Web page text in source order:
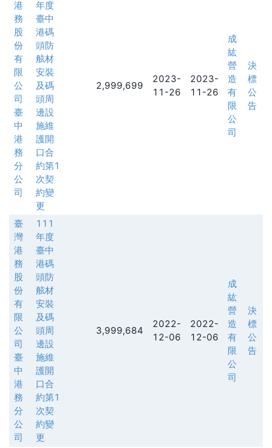
港
務
股
份
有
限
公
司
臺
中
港
務
分
公
司
年度
臺中
港碼
頭防
舷材
安裝
及碼
頭周
邊設
施維
護開
口合
約第1
次契
約變
更
2,999,699
2023-
11-26
2023-
11-26
成
紘
營
造
有
限
公
司
決
標
公
告
臺
灣
港
務
股
份
有
限
公
司
臺
中
港
務
分
公
司
111
年度
臺中
港碼
頭防
舷材
安裝
及碼
頭周
邊設
施維
護開
口合
約第1
次契
約變
更
3,999,684
2022-
12-06
2022-
12-06
成
紘
營
造
有
限
公
司
決
標
公
告